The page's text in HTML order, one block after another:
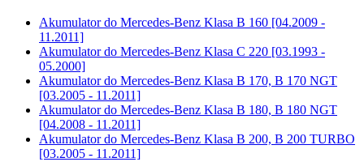
Akumulator do Mercedes-Benz Klasa B 160 [04.2009 -
11.2011]
Akumulator do Mercedes-Benz Klasa C 220 [03.1993 -
05.2000]
Akumulator do Mercedes-Benz Klasa B 170, B 170 NGT
[03.2005 - 11.2011]
Akumulator do Mercedes-Benz Klasa B 180, B 180 NGT
[04.2008 - 11.2011]
Akumulator do Mercedes-Benz Klasa B 200, B 200 TURBO
[03.2005 - 11.2011]